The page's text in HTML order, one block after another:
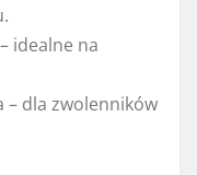
idealne na
– dla zwolenników